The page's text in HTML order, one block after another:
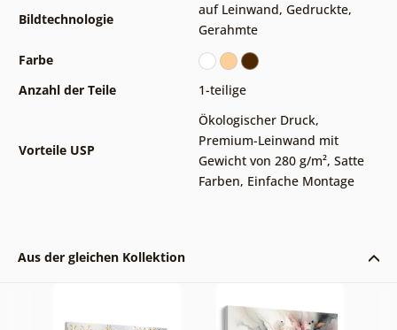
Bildtechnologie
auf Leinwand, Gedruckte,
Gerahmte
Farbe
Anzahl der Teile
1-teilige
Vorteile USP
Ökologischer Druck,
Premium-Leinwand mit
Gewicht von 280 g/m², Satte
Farben, Einfache Montage
Aus der gleichen Kollektion